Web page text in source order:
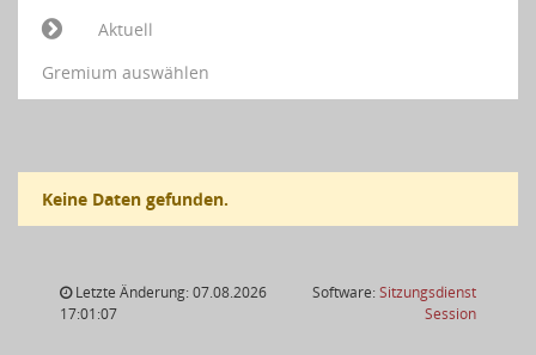
Aktuell
Gremium auswählen
Keine Daten gefunden.
Letzte Änderung: 07.08.2026
17:01:07
Software:Sitzungsdienst
Session(Wird in